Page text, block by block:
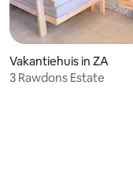
beoordeling van 4,91
Vakantiehuis in ZA
3 Rawdons Estate